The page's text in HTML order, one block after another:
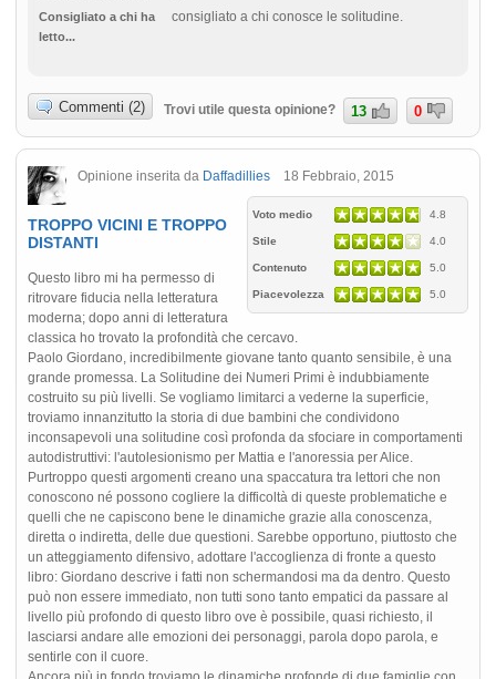
Consigliato a chi ha
letto...
consigliato a chi conosce le solitudine.
Commenti (2) Trovi utile questa opinione? 13 0
Opinione inserita da Daffadillies 18 Febbraio, 2015
Voto medio 4.8
Stile 4.0
Contenuto 5.0
Piacevolezza 5.0
TROPPO VICINI E TROPPO
DISTANTI
Questo libro mi ha permesso di
ritrovare fiducia nella letteratura
moderna; dopo anni di letteratura
classica ho trovato la profondità che cercavo.
Paolo Giordano, incredibilmente giovane tanto quanto sensibile, è una
grande promessa. La Solitudine dei Numeri Primi è indubbiamente
costruito su più livelli. Se vogliamo limitarci a vederne la superficie,
troviamo innanzitutto la storia di due bambini che condividono
inconsapevoli una solitudine così profonda da sfociare in comportamenti
autodistruttivi: l'autolesionismo per Mattia e l'anoressia per Alice.
Purtroppo questi argomenti creano una spaccatura tra lettori che non
conoscono né possono cogliere la difficoltà di queste problematiche e
quelli che ne capiscono bene le dinamiche grazie alla conoscenza,
diretta o indiretta, delle due questioni. Sarebbe opportuno, piuttosto che
un atteggiamento difensivo, adottare l'accoglienza di fronte a questo
libro: Giordano descrive i fatti non schermandosi ma da dentro. Questo
può non essere immediato, non tutti sono tanto empatici da passare al
livello più profondo di questo libro ove è possibile, quasi richiesto, il
lasciarsi andare alle emozioni dei personaggi, parola dopo parola, e
sentirle con il cuore.